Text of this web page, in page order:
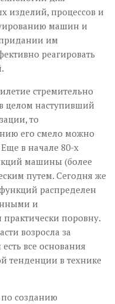
изделий, процессов и
машин и
им
реагировать
стремительно
целом наступивший
то
его смело можно
в начале 80-х
машины (более
путем. Сегодня же
распределен
и
поровну.
возросла за
все основания
тенденции в технике
созданию